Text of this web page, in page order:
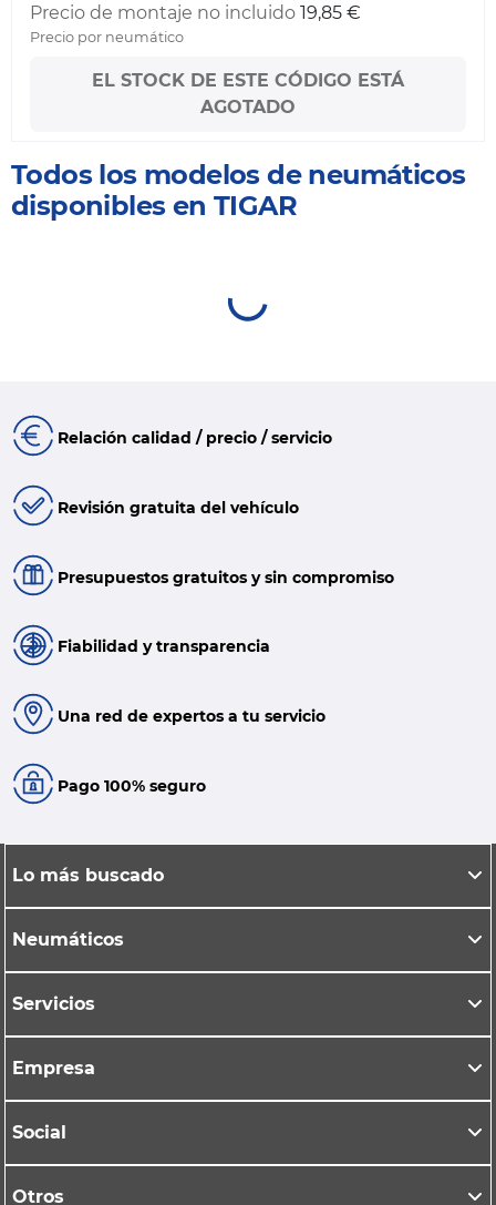
Precio de montaje no incluido 19,85 €
Precio por neumático
EL STOCK DE ESTE CÓDIGO ESTÁ
AGOTADO
Todos los modelos de neumáticos
disponibles en TIGAR
Relación calidad / precio / servicio
Revisión gratuita del vehículo
Presupuestos gratuitos y sin compromiso
Fiabilidad y transparencia
Una red de expertos a tu servicio
Pago 100% seguro
Lo más buscado
Neumáticos
Servicios
Empresa
Social
Otros